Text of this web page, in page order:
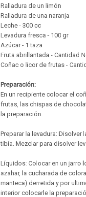
Ralladura de un limón
Ralladura de una naranja
Leche - 300 cc
Levadura fresca - 100 gr
Azúcar - 1 taza
Fruta abrillantada - Cantidad
Coñac o licor de frutas -
Preparación:
En un recipiente colocar el
frutas, las chispas de
la preparación.
Preparar la levadura: Disolver
tibia. Mezclar para disolver
Líquidos: Colocar en un jarro
azahar, la cucharada de
manteca) derretida y por
interior colocarle la